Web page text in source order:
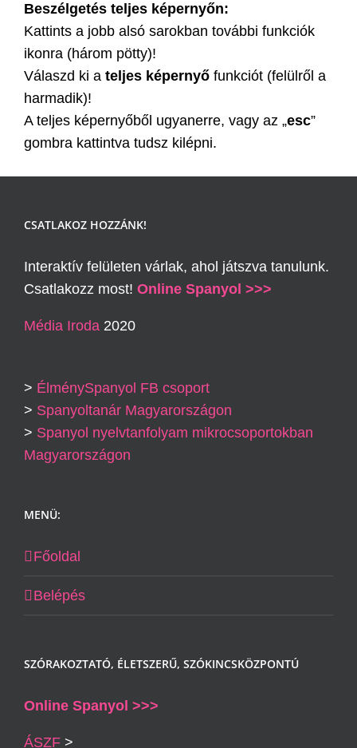
Beszélgetés teljes képernyőn:
Kattints a jobb alsó sarokban további funkciók
ikonra (három pötty)!
Válaszd ki a teljes képernyő funkciót (felülről a
harmadik)!
A teljes képernyőből ugyanerre, vagy az „esc”
gombra kattintva tudsz kilépni.
CSATLAKOZ HOZZÁNK!
Interaktív felületen várlak, ahol játszva tanulunk.
Csatlakozz most! Online Spanyol >>>
Média Iroda 2020
> ÉlménySpanyol FB csoport
> Spanyoltanár Magyarországon
> Spanyol nyelvtanfolyam mikrocsoportokban
Magyarországon
MENÜ:
Főoldal
Belépés
SZÓRAKOZTATÓ, ÉLETSZERŰ, SZÓKINCSKÖZPONTÚ
Online Spanyol >>>
ÁSZF >